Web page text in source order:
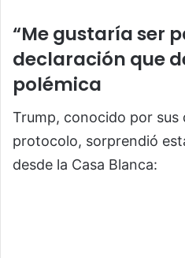
“Me gustaría ser
declaración que
polémica
Trump, conocido por sus
protocolo, sorprendió
desde la Casa Blanca: